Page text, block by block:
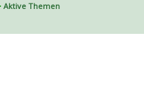
Aktive Themen